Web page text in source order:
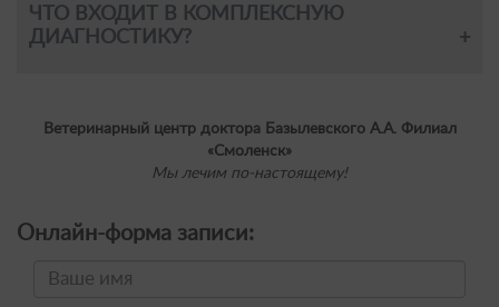
ЧТО ВХОДИТ В КОМПЛЕКСНУЮ
ДИАГНОСТИКУ?
Ветеринарный центр доктора Базылевского А.А. Филиал
«Смоленск»
Мы лечим по-настоящему!
Онлайн-форма записи: